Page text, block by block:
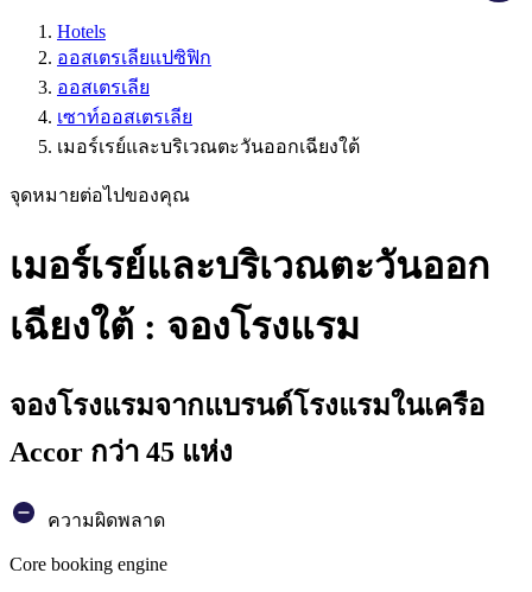
Hotels
ออสเตรเลียแปซิฟิก
ออสเตรเลีย
เซาท์ออสเตรเลีย
เมอร์เรย์และบริเวณตะวันออกเฉียงใต้
จุดหมายต่อไปของคุณ
เมอร์เรย์และบริเวณตะวันออก
เฉียงใต้ : จองโรงแรม
จองโรงแรมจากแบรนด์โรงแรมในเครือ
Accor กว่า 45 แห่ง
ความผิดพลาด
Core booking engine